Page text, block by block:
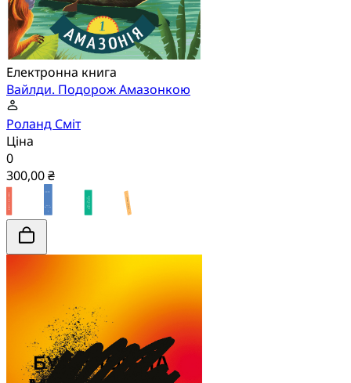
Електронна книга
Вайлди. Подорож Амазонкою
Роланд Сміт
Ціна
0
300,00 ₴